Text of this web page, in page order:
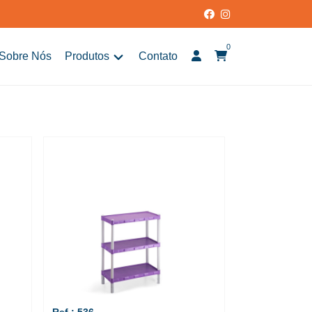
Nós Produtos Contato
0